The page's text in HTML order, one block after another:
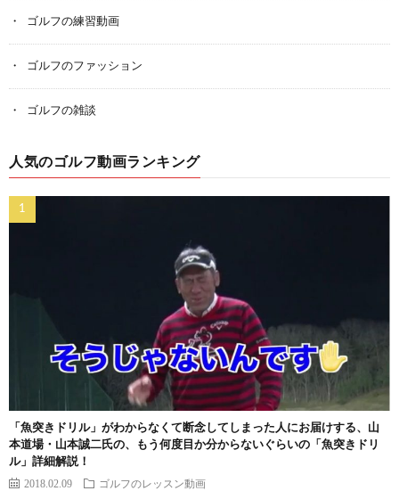
ゴルフの練習動画
ゴルフのファッション
ゴルフの雑談
人気のゴルフ動画ランキング
「魚突きドリル」がわからなくて断念してしまった人にお届けする、山
本道場・山本誠二氏の、もう何度目か分からないぐらいの「魚突きドリ
ル」詳細解説！
2018.02.09 ゴルフのレッスン動画